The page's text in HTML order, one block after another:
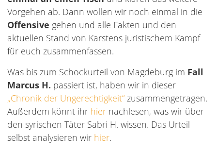
Vorgehen ab. Dann wollen wir noch einmal in die
Offensive gehen und alle Fakten und den
aktuellen Stand von Karstens juristischem Kampf
für euch zusammenfassen.
Was bis zum Schockurteil von Magdeburg im Fall
Marcus H. passiert ist, haben wir in dieser
„Chronik der Ungerechtigkeit“ zusammengetragen.
Außerdem könnt ihr hier nachlesen, was wir über
den syrischen Täter Sabri H. wissen. Das Urteil
selbst analysieren wir hier.